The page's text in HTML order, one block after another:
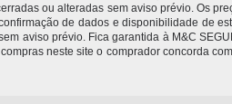
ou alteradas sem aviso prévio. Os
de dados e disponibilidade de
aviso prévio. Fica garantida à M&C
neste site o comprador concorda